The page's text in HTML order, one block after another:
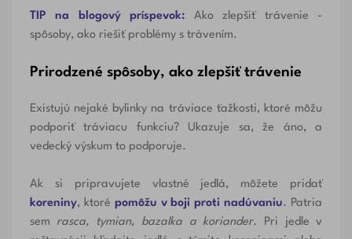
TIP na blogový príspevok: Ako zlepšiť trávenie -
spôsoby, ako riešiť problémy s trávením.
Prirodzené spôsoby, ako zlepšiť trávenie
Existujú nejaké bylinky na tráviace ťažkosti, ktoré môžu
podporiť tráviacu funkciu? Ukazuje sa, že áno, a
vedecký výskum to podporuje.
Ak si pripravujete vlastné jedlá, môžete pridať
koreniny, ktoré pomôžu v boji proti nadúvaniu. Patria
sem rasca, tymian, bazalka a koriander. Pri jedle v